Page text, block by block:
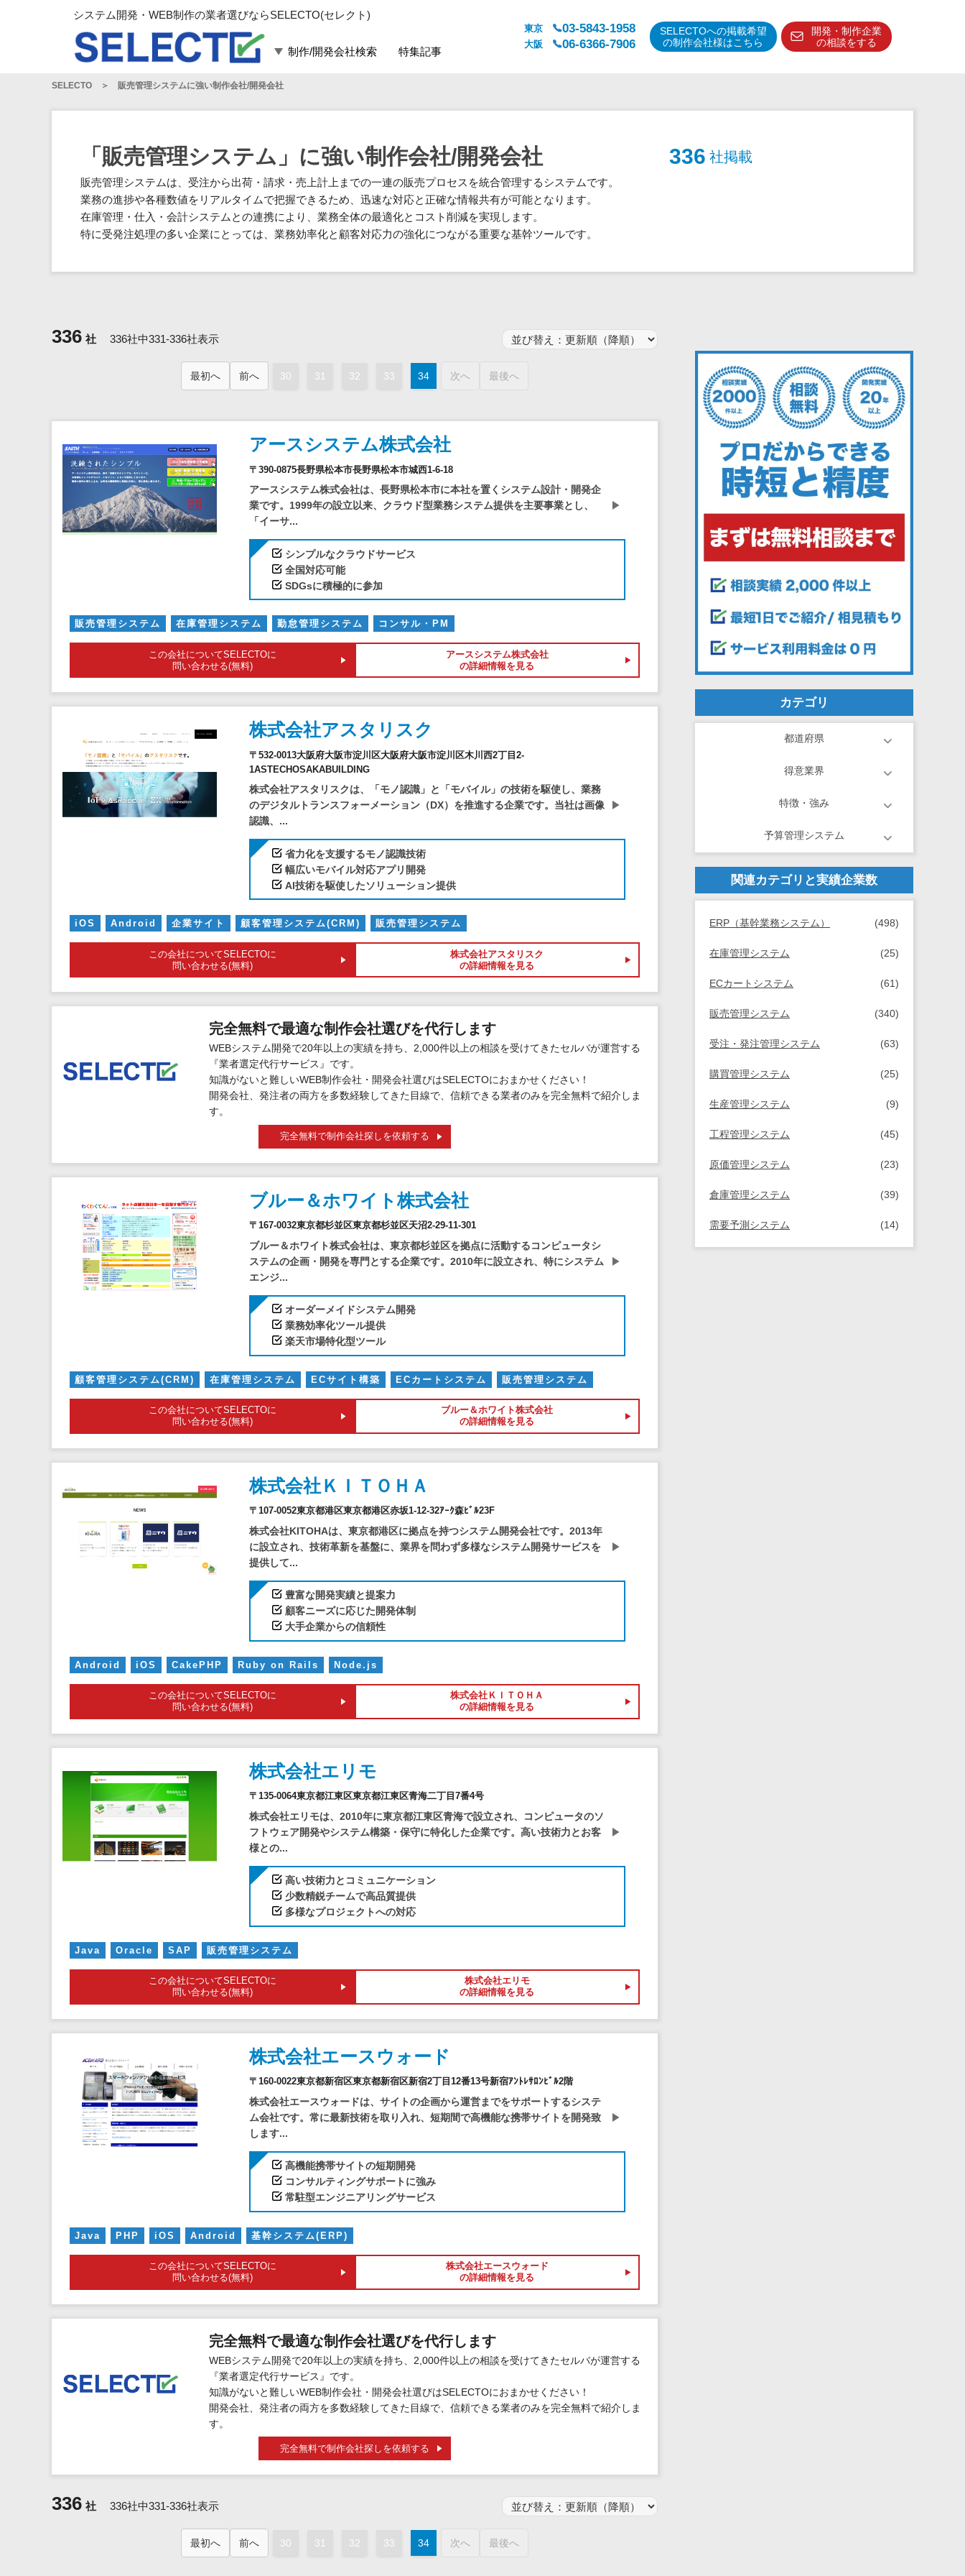
システム開発・WEB制作の業者選びならSELECTO(セレクト)
制作/開発会社検索 特集記事
東京 03-5843-1958
大阪 06-6366-7906
SELECTOへの掲載希望
の制作会社様はこちら
開発・制作企業
の相談をする
フレームワーク
パッケージ
運用代行
コンテンツ制作
コンサルティング
マーケティング
WEBサービス
人事（労務管理）
人事（採用・評価・教育）
経理・会計・財務
法務・総務
物流・流通向け
業界・業種特化型
データ分析・活用
ブロックチェーン
官公庁・自治体向け
予算管理システム
SELECTO 販売管理システムに強い制作会社/開発会社
「販売管理システム」に強い制作会社/開発会社 336 社掲載
販売管理システムは、受注から出荷・請求・売上計上までの一連の販売プロセスを統合管理するシステムです。
業務の進捗や各種数値をリアルタイムで把握できるため、迅速な対応と正確な情報共有が可能となります。
在庫管理・仕入・会計システムとの連携により、業務全体の最適化とコスト削減を実現します。
特に受発注処理の多い企業にとっては、業務効率化と顧客対応力の強化につながる重要な基幹ツールです。
336 社 336社中331-336社表示
最初へ 前へ 30 31 32 33 34 次へ 最後へ
アースシステム株式会社
〒390-0875長野県松本市長野県松本市城西1-6-18
アースシステム株式会社は、長野県松本市に本社を置くシステム設計・開発企
業です。1999年の設立以来、クラウド型業務システム提供を主要事業とし、
「イーサ...
シンプルなクラウドサービス
全国対応可能
SDGsに積極的に参加
販売管理システム 在庫管理システム 勤怠管理システム コンサル・PM
この会社についてSELECTOに
問い合わせる(無料)
アースシステム株式会社
の詳細情報を見る
株式会社アスタリスク
〒532-0013大阪府大阪市淀川区大阪府大阪市淀川区木川西2丁目2-
1ASTECHOSAKABUILDING
株式会社アスタリスクは、「モノ認識」と「モバイル」の技術を駆使し、業務
のデジタルトランスフォーメーション（DX）を推進する企業です。当社は画像
認識、...
省力化を支援するモノ認識技術
幅広いモバイル対応アプリ開発
AI技術を駆使したソリューション提供
iOS Android 企業サイト 顧客管理システム(CRM) 販売管理システム
この会社についてSELECTOに
問い合わせる(無料)
株式会社アスタリスク
の詳細情報を見る
完全無料で最適な制作会社選びを代行します
WEBシステム開発で20年以上の実績を持ち、2,000件以上の相談を受けてきたセルバが運営する
『業者選定代行サービス』です。
知識がないと難しいWEB制作会社・開発会社選びはSELECTOにおまかせください！
開発会社、発注者の両方を多数経験してきた目線で、信頼できる業者のみを完全無料で紹介しま
す。
完全無料で制作会社探しを依頼する
ブルー＆ホワイト株式会社
〒167-0032東京都杉並区東京都杉並区天沼2-29-11-301
ブルー＆ホワイト株式会社は、東京都杉並区を拠点に活動するコンピュータシ
ステムの企画・開発を専門とする企業です。2010年に設立され、特にシステム
エンジ...
オーダーメイドシステム開発
業務効率化ツール提供
楽天市場特化型ツール
顧客管理システム(CRM) 在庫管理システム ECサイト構築 ECカートシステム 販売管理システム
この会社についてSELECTOに
問い合わせる(無料)
ブルー＆ホワイト株式会社
の詳細情報を見る
株式会社ＫＩＴＯＨＡ
〒107-0052東京都港区東京都港区赤坂1-12-32ｱｰｸ森ﾋﾞﾙ23F
株式会社KITOHAは、東京都港区に拠点を持つシステム開発会社です。2013年
に設立され、技術革新を基盤に、業界を問わず多様なシステム開発サービスを
提供して...
豊富な開発実績と提案力
顧客ニーズに応じた開発体制
大手企業からの信頼性
Android iOS CakePHP Ruby on Rails Node.js
この会社についてSELECTOに
問い合わせる(無料)
株式会社ＫＩＴＯＨＡ
の詳細情報を見る
株式会社エリモ
〒135-0064東京都江東区東京都江東区青海二丁目7番4号
株式会社エリモは、2010年に東京都江東区青海で設立され、コンピュータのソ
フトウェア開発やシステム構築・保守に特化した企業です。高い技術力とお客
様との...
高い技術力とコミュニケーション
少数精鋭チームで高品質提供
多様なプロジェクトへの対応
Java Oracle SAP 販売管理システム
この会社についてSELECTOに
問い合わせる(無料)
株式会社エリモ
の詳細情報を見る
株式会社エースウォード
〒160-0022東京都新宿区東京都新宿区新宿2丁目12番13号新宿ｱﾝﾄﾚｻﾛﾝﾋﾞﾙ2階
株式会社エースウォードは、サイトの企画から運営までをサポートするシステ
ム会社です。常に最新技術を取り入れ、短期間で高機能な携帯サイトを開発致
します...
高機能携帯サイトの短期開発
コンサルティングサポートに強み
常駐型エンジニアリングサービス
Java PHP iOS Android 基幹システム(ERP)
この会社についてSELECTOに
問い合わせる(無料)
株式会社エースウォード
の詳細情報を見る
完全無料で最適な制作会社選びを代行します
WEBシステム開発で20年以上の実績を持ち、2,000件以上の相談を受けてきたセルバが運営する
『業者選定代行サービス』です。
知識がないと難しいWEB制作会社・開発会社選びはSELECTOにおまかせください！
開発会社、発注者の両方を多数経験してきた目線で、信頼できる業者のみを完全無料で紹介しま
す。
完全無料で制作会社探しを依頼する
336 社 336社中331-336社表示
最初へ 前へ 30 31 32 33 34 次へ 最後へ
カテゴリ
都道府県
得意業界
特徴・強み
予算管理システム
関連カテゴリと実績企業数
ERP（基幹業務システム） (498)
在庫管理システム (25)
ECカートシステム (61)
販売管理システム (340)
受注・発注管理システム (63)
購買管理システム (25)
生産管理システム (9)
工程管理システム (45)
原価管理システム (23)
倉庫管理システム (39)
需要予測システム (14)